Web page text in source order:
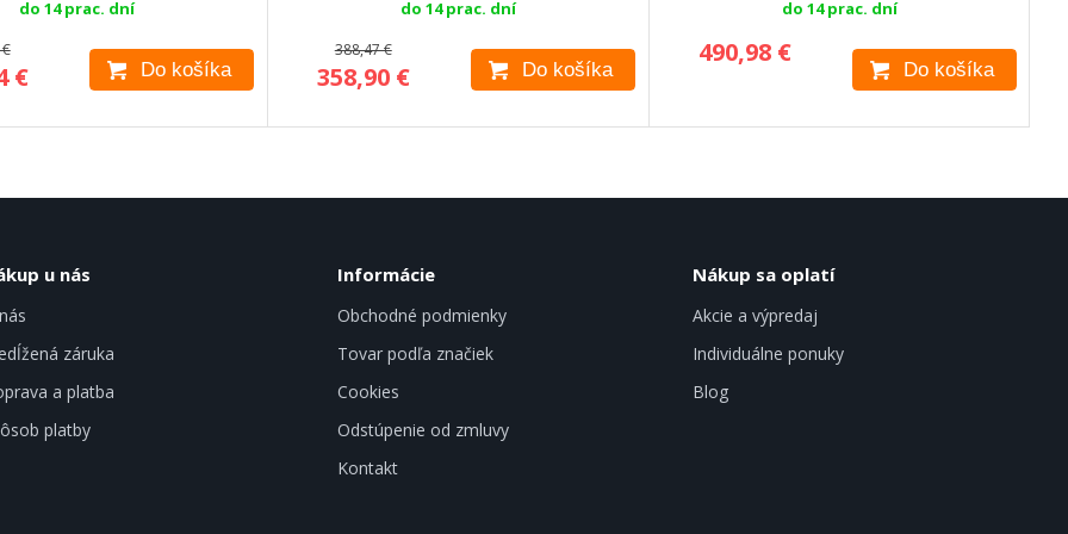
do 14 prac. dní
€ Do košíka
do 14 prac. dní
388,47 €
358,90 € Do košíka
do 14 prac. dní
490,98 €
Do košíka
u nás
záruka
a platba
platby
Informácie
Obchodné podmienky
Tovar podľa značiek
Cookies
Odstúpenie od zmluvy
Kontakt
Nákup sa oplatí
Akcie a výpredaj
Individuálne ponuky
Blog